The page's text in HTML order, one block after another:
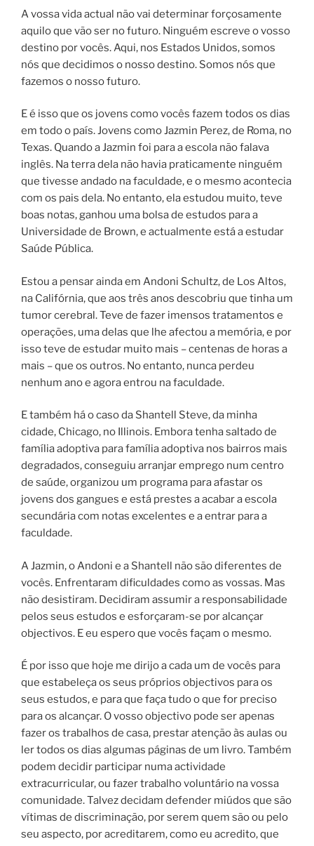
A vossa vida actual não vai determinar forçosamente
aquilo que vão ser no futuro. Ninguém escreve o vosso
destino por vocês. Aqui, nos Estados Unidos, somos
nós que decidimos o nosso destino. Somos nós que
fazemos o nosso futuro.
E é isso que os jovens como vocês fazem todos os dias
em todo o país. Jovens como Jazmin Perez, de Roma, no
Texas. Quando a Jazmin foi para a escola não falava
inglês. Na terra dela não havia praticamente ninguém
que tivesse andado na faculdade, e o mesmo acontecia
com os pais dela. No entanto, ela estudou muito, teve
boas notas, ganhou uma bolsa de estudos para a
Universidade de Brown, e actualmente está a estudar
Saúde Pública.
Estou a pensar ainda em Andoni Schultz, de Los Altos,
na Califórnia, que aos três anos descobriu que tinha um
tumor cerebral. Teve de fazer imensos tratamentos e
operações, uma delas que lhe afectou a memória, e por
isso teve de estudar muito mais – centenas de horas a
mais – que os outros. No entanto, nunca perdeu
nenhum ano e agora entrou na faculdade.
E também há o caso da Shantell Steve, da minha
cidade, Chicago, no Illinois. Embora tenha saltado de
família adoptiva para família adoptiva nos bairros mais
degradados, conseguiu arranjar emprego num centro
de saúde, organizou um programa para afastar os
jovens dos gangues e está prestes a acabar a escola
secundária com notas excelentes e a entrar para a
faculdade.
A Jazmin, o Andoni e a Shantell não são diferentes de
vocês. Enfrentaram dificuldades como as vossas. Mas
não desistiram. Decidiram assumir a responsabilidade
pelos seus estudos e esforçaram-se por alcançar
objectivos. E eu espero que vocês façam o mesmo.
É por isso que hoje me dirijo a cada um de vocês para
que estabeleça os seus próprios objectivos para os
seus estudos, e para que faça tudo o que for preciso
para os alcançar. O vosso objectivo pode ser apenas
fazer os trabalhos de casa, prestar atenção às aulas ou
ler todos os dias algumas páginas de um livro. Também
podem decidir participar numa actividade
extracurricular, ou fazer trabalho voluntário na vossa
comunidade. Talvez decidam defender miúdos que são
vítimas de discriminação, por serem quem são ou pelo
seu aspecto, por acreditarem, como eu acredito, que